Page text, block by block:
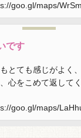
goo.gl/maps/
です
とても感じがよく
心をこめて返して
goo.gl/maps/